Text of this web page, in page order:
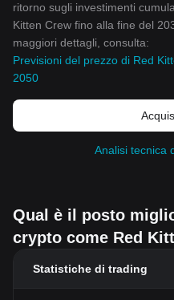
ritorno sugli investimenti
Kitten Crew fino alla fine del
maggiori dettagli, consulta:
Previsioni del prezzo di Red
2050
Analisi tecnica
Qual è il posto
crypto come Red
Statistiche di trading